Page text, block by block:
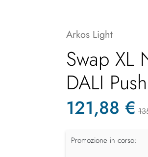
Arkos Light
Swap XL
DALI Push
121,88 €
Promozione in corso: